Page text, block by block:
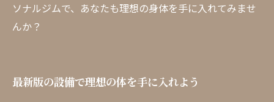
ソナルジムで、あなたも理想の身体を手に入れてみませ
んか？
最新版の設備で理想の体を手に入れよう